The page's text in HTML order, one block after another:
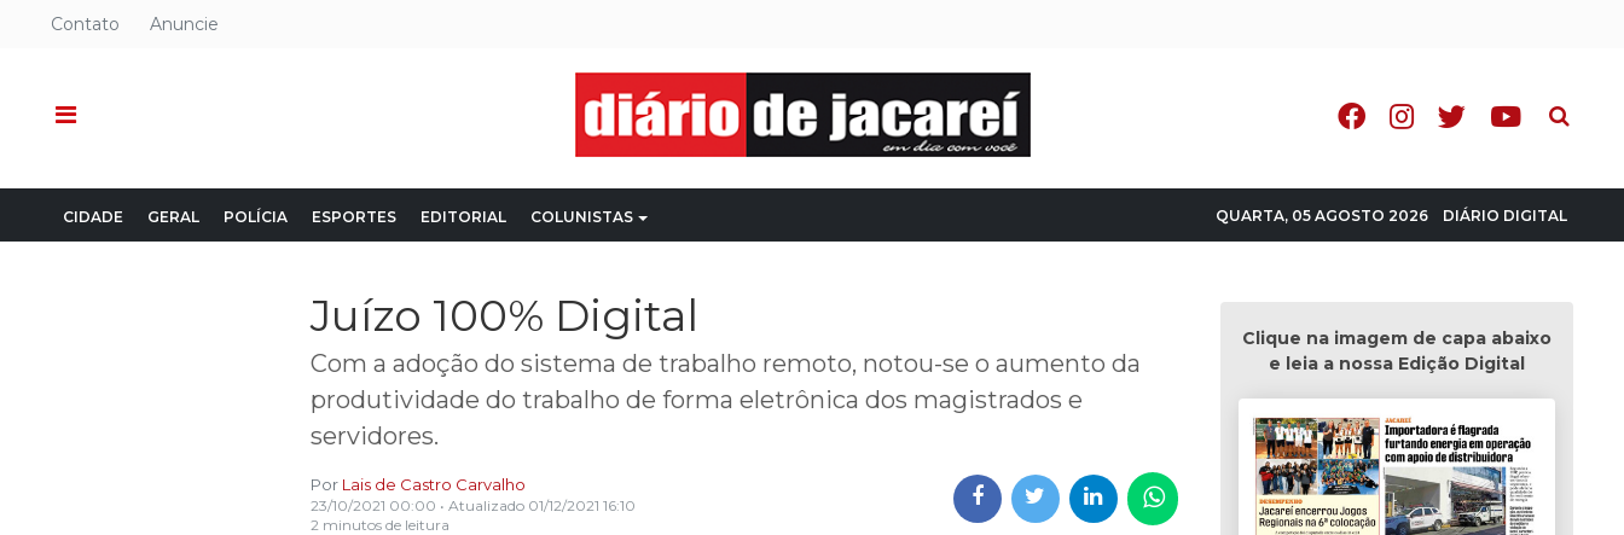
Contato Anuncie
Pesquisa
CIDADE GERAL POLÍCIA ESPORTES EDITORIAL COLUNISTAS QUARTA, 05 AGOSTO 2026 DIÁRIO DIGITAL
Juízo 100% Digital
Com a adoção do sistema de trabalho remoto, notou-se o aumento da
produtividade do trabalho de forma eletrônica dos magistrados e
servidores.
Por Lais de Castro Carvalho
23/10/2021 00:00 • Atualizado 01/12/2021 16:10
2 minutos de leitura
Clique na imagem de capa abaixo
e leia a nossa Edição Digital